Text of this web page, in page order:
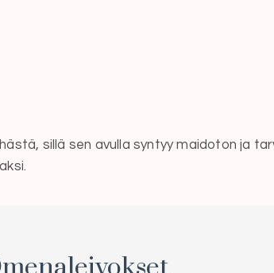
sillä sen avulla syntyy maidoton ja